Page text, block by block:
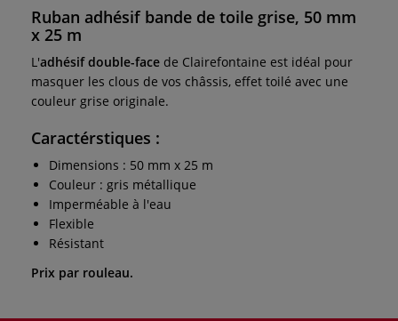
Ruban adhésif bande de toile grise, 50 mm
x 25 m
L'adhésif double-face de Clairefontaine est idéal pour
masquer les clous de vos châssis, effet toilé avec une
couleur grise originale.
Caractérstiques :
Dimensions : 50 mm x 25 m
Couleur : gris métallique
Imperméable à l'eau
Flexible
Résistant
Prix par rouleau.